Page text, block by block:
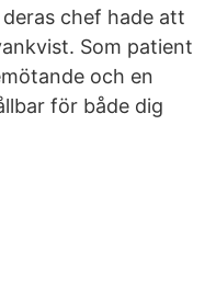
chef hade att
Som patient
och en
för både dig